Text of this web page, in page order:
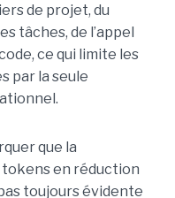
de projet, du
tâches, de l’appel
ce qui limite les
par la seule
que la
en réduction
toujours évidente